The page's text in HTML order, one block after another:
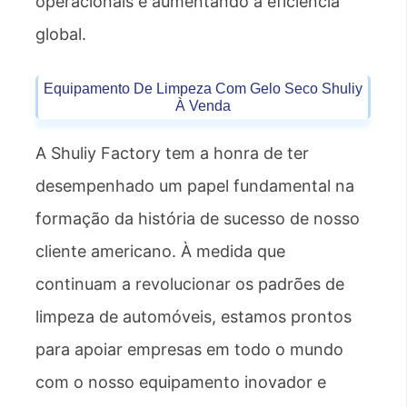
global.
Equipamento De Limpeza Com Gelo Seco Shuliy
À Venda
A Shuliy Factory tem a honra de ter
desempenhado um papel fundamental na
formação da história de sucesso de nosso
cliente americano. À medida que
continuam a revolucionar os padrões de
limpeza de automóveis, estamos prontos
para apoiar empresas em todo o mundo
com o nosso equipamento inovador e